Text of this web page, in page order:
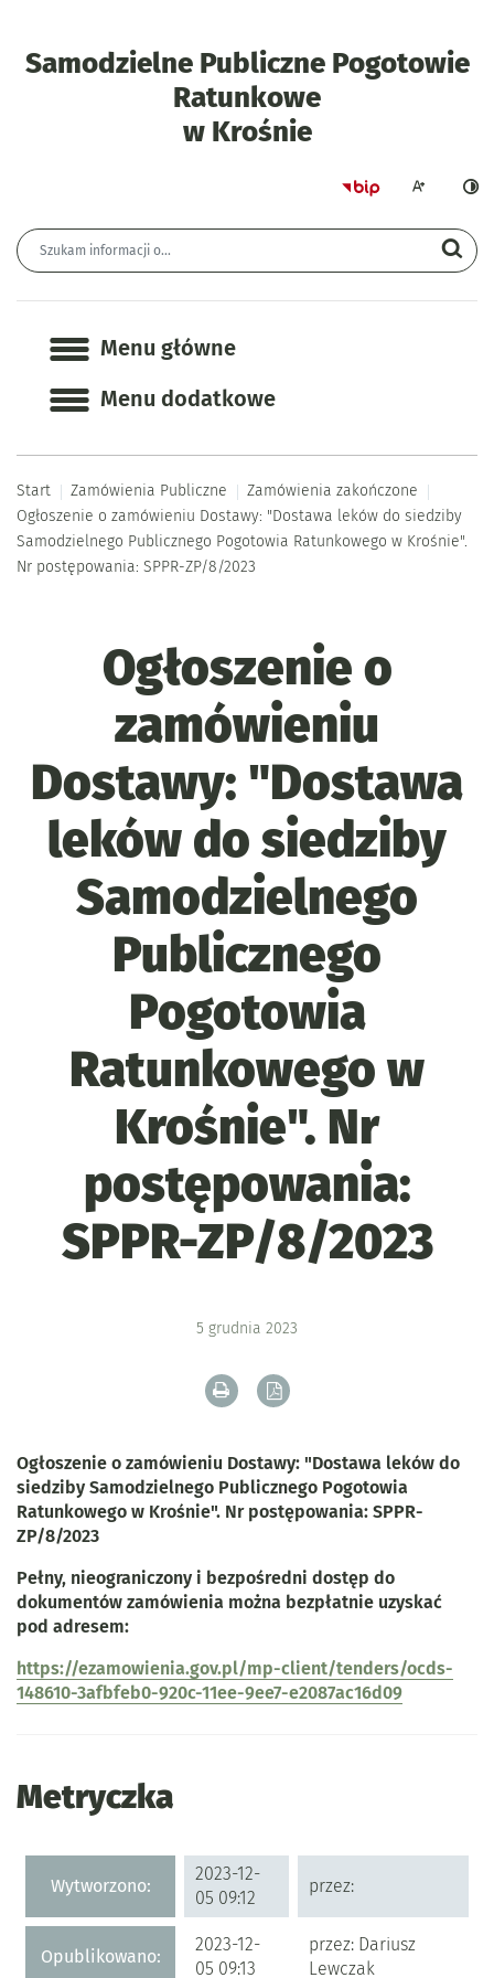
Samodzielne Publiczne Pogotowie
Ratunkowe
w Krośnie- Ogłoszenie
StronaWiększa
Wyszukiwarka
Menu główne
Menu główne
Menu dodatkowe
Start Zamówienia Publiczne
Zamówienia zakończone
Ogłoszenie o zamówieniu Dostawy: "Dostawa leków do siedziby
Samodzielnego Publicznego Pogotowia Ratunkowego w Krośnie".
Nr postępowania: SPPR-ZP/8/2023
Ogłoszenie o
zamówieniu
Dostawy: "Dostawa
leków do siedziby
Samodzielnego
Publicznego
Pogotowia
Ratunkowego w
Krośnie". Nr
postępowania:
SPPR-ZP/8/2023
5 grudnia 2023
Drukuj zawartość bieżącej strony
Zapisz tekst bieżącej
Ogłoszenie o zamówieniu Dostawy: "Dostawa leków do
siedziby Samodzielnego Publicznego Pogotowia
Ratunkowego w Krośnie". Nr postępowania: SPPR-
ZP/8/2023
Pełny, nieograniczony i bezpośredni dostęp do
dokumentów zamówienia można bezpłatnie uzyskać
pod adresem:
https://ezamowienia.gov.pl/mp-client/tenders/ocds-
148610-3afbfeb0-920c-11ee-9ee7-e2087ac16d09
Metryczka
Metryczka
Wytworzono:
2023-12-
05 09:12
przez:
Opublikowano:
2023-12-
05 09:13
przez: Dariusz
Lewczak